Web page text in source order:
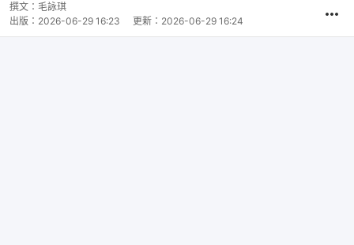
撰文： 毛詠琪
出版： 2026-06-29 16:23 更新： 2026-06-29 16:24